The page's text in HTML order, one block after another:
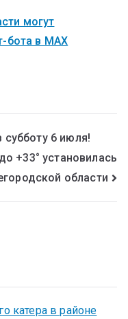
могут
бота в MAX
субботу 6 июля!
+33° установилась
области
катера в районе